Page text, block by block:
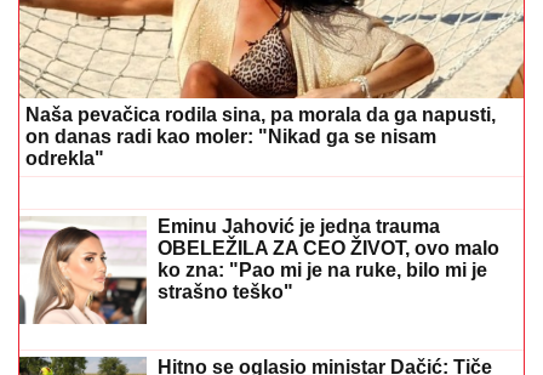
(FOTO) BILA U KANDŽAMA DROGE,
DECA NISU IMALA ODEĆUPevačica
promenila život iz korena, pa pokazala
kako sada izgleda: "Bez filtera"
(FOTO) EVO GDE SE NALAZI PRVI
napustio Srbiju, a voditeljki je velika
podrška: "Brak nam je bio savršen"